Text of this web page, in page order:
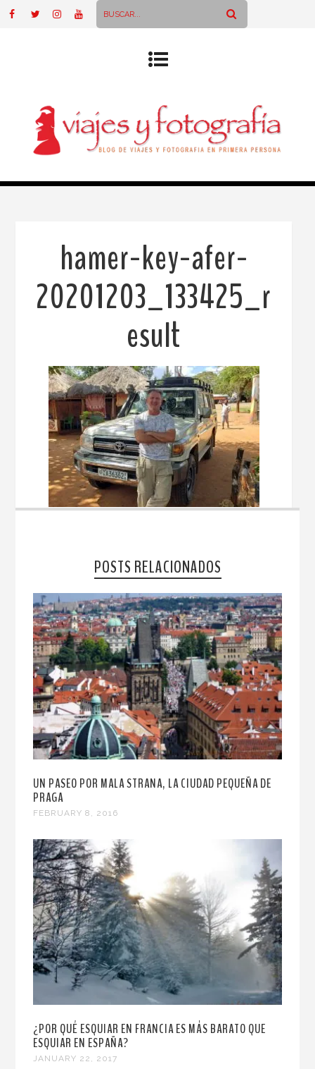
hamer-key-afer-
20201203_133425_r
esult
POSTS RELACIONADOS
UN PASEO POR MALA STRANA, LA CIUDAD PEQUEÑA DE
PRAGA
FEBRUARY 8, 2016
¿POR QUÉ ESQUIAR EN FRANCIA ES MÁS BARATO QUE
ESQUIAR EN ESPAÑA?
JANUARY 22, 2017